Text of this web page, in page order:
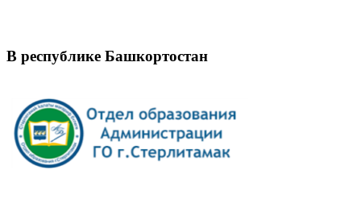
В республике Башкортостан